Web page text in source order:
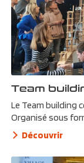
Team
Le Team building
Organisé sous
Découvrir